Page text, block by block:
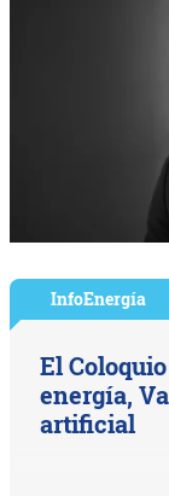
InfoEnergía
El
energía,
artificial